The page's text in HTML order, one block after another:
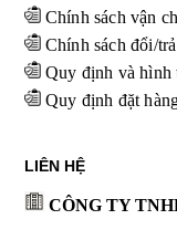
Chính sách vận
Chính sách đổi/
Quy định và hình
Quy định đặt
LIÊN HỆ
CÔNG TY